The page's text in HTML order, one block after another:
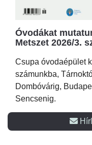
Óvodákat
Metszet 2026/3.
Csupa óvodaépület
számunkba,
Dombóvárig,
Sencsenig.